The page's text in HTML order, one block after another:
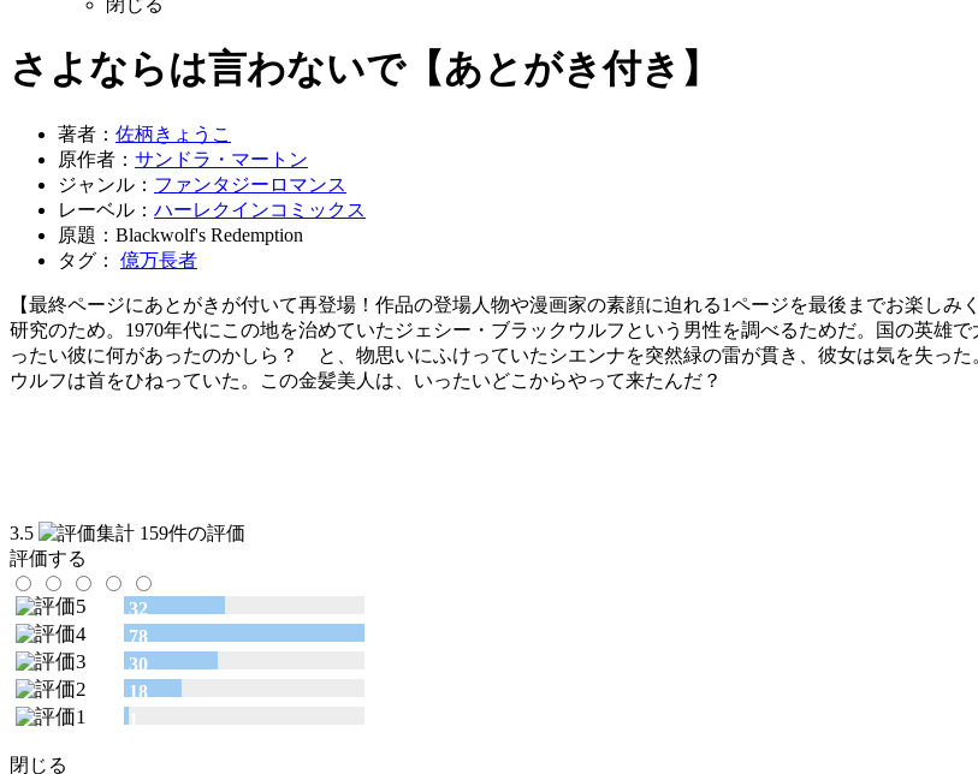
閉じる
さよならは言わないで【あとがき付き】
著者： 佐柄きょうこ
原作者： サンドラ・マートン
ジャンル： ファンタジーロマンス
レーベル： ハーレクインコミックス
原題：Blackwolf's Redemption
タグ： 億万長者
【最終ページにあとがきが付いて再登場！作品の登場人物や漫画家の素顔に迫れる1ページを最後までお楽し
研究のため。1970年代にこの地を治めていたジェシー・ブラックウルフという男性を調べるためだ。国の英雄
ったい彼に何があったのかしら？ と、物思いにふけっていたシエンナを突然緑の雷が貫き、彼女は気を失っ
ウルフは首をひねっていた。この金髪美人は、いったいどこからやって来たんだ？
3.5
159件の評価
評価する
32
78
30
18
閉じる